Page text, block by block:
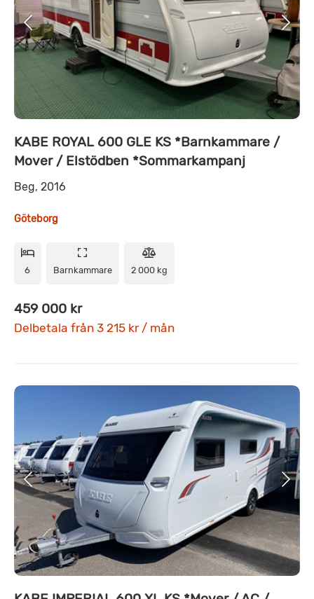
KABE ROYAL 600 GLE KS *Barnkammare /
Mover / Elstödben *Sommarkampanj
Beg, 2016
Göteborg
6 Barnkammare 2 000 kg
459 000 kr
Delbetala från 3 215 kr / mån